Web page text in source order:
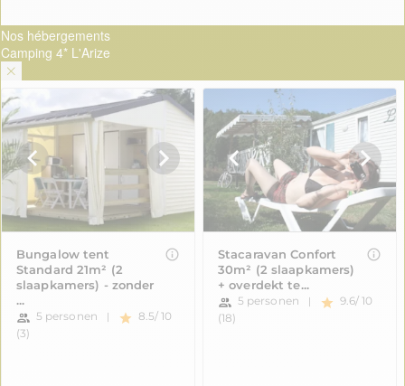
Nos hébergements
Camping 4* L'Arize